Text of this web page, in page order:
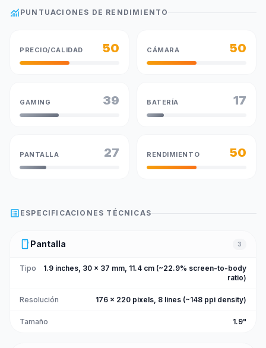
monitoring PUNTUACIONES DE RENDIMIENTO
PRECIO/CALIDAD 50 CÁMARA 50
GAMING 39 BATERÍA 17
PANTALLA 27 RENDIMIENTO 50
list_alt ESPECIFICACIONES TÉCNICAS
smartphone Pantalla 3
Tipo
1.9 inches, 30 x 37 mm, 11.4 cm (~22.9% screen-to-body
ratio)
Resolución 176 x 220 pixels, 8 lines (~148 ppi density)
Tamaño 1.9"